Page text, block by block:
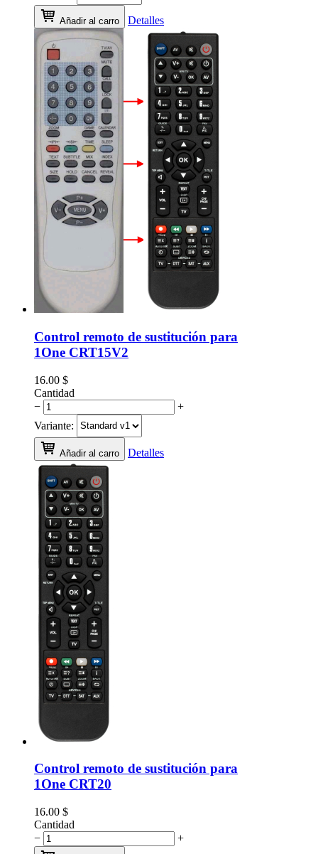
Añadir al carro Detalles
Control remoto de sustitución para
1One CRT15V2
16.00 $
Cantidad
−
+
Variante:
Añadir al carro Detalles
Control remoto de sustitución para
1One CRT20
16.00 $
Cantidad
−
+